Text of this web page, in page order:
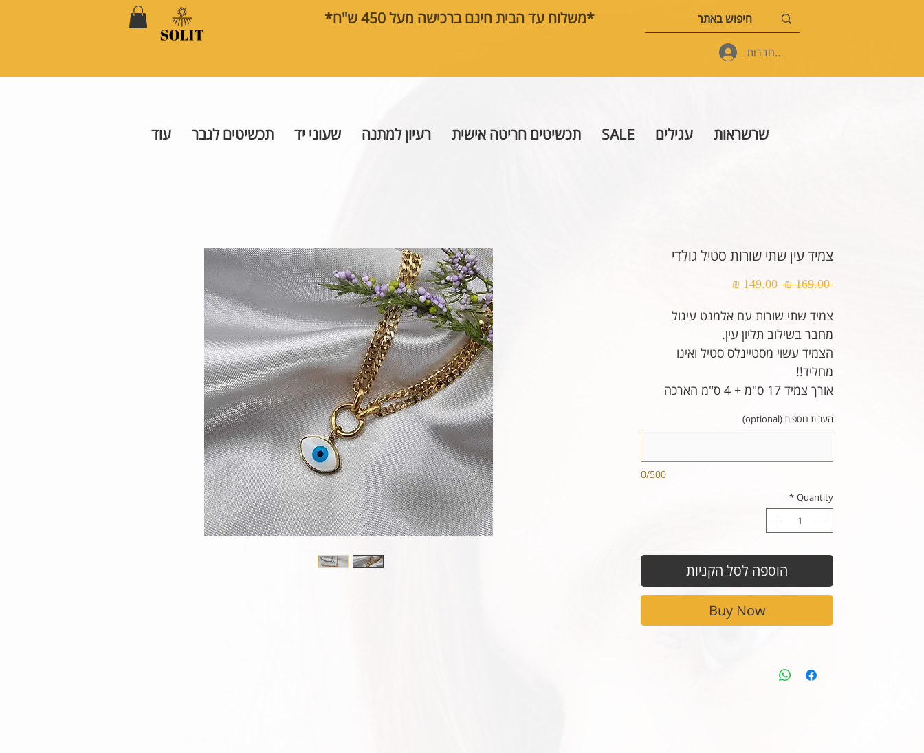
*משלוח עד הבית חינם ברכישה מעל 450 ש"ח*
להתחברות
שרשראות עגילים SALE תכשיטים חריטה אישית רעיון למתנה שעוני יד תכשיטים לגבר עוד
צמיד עין שתי שורות סטיל גולדי
169.00 ₪
Regular
149.00 ₪
צמיד שתי שורות עם אלמנט עיגול
מחבר בשילוב תליון עין.
הצמיד עשוי מסטיינלס סטיל ואינו
מחליד!!
אורך צמיד 17 ס"מ + 4 ס"מ הארכה
הערות נוספות (optional)
0/500
Quantity
*
הוספה לסל הקניות
Buy Now